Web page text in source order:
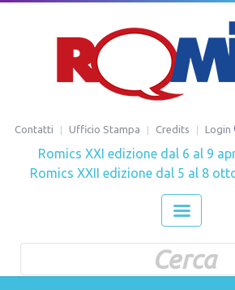
Contatti Ufficio Stampa Credits Login
Romics XXI edizione dal 6 al 9
Romics XXII edizione dal 5 al 8
Form di